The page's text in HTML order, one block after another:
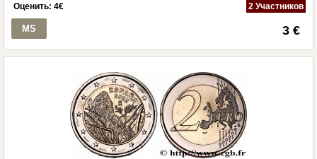
Оценить: 4€ 2 Участников
MS 3 €